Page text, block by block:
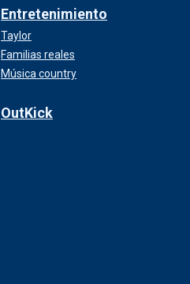
Entretenimiento
Taylor
Familias reales
Música country
OutKick